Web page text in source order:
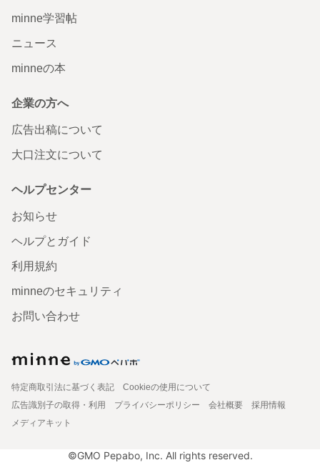
minne学習帖
ニュース
minneの本
企業の方へ
広告出稿について
大口注文について
ヘルプセンター
お知らせ
ヘルプとガイド
利用規約
minneのセキュリティ
お問い合わせ
特定商取引法に基づく表記
Cookieの使用について
広告識別子の取得・利用
プライバシーポリシー 会社概要
採用情報
メディアキット
©GMO Pepabo, Inc. All rights reserved.